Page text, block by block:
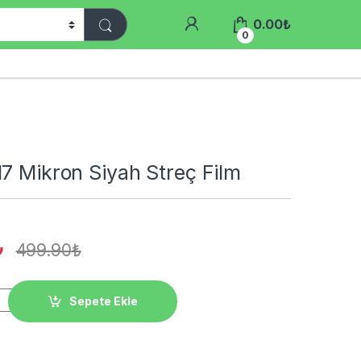
0
0.00₺
Mikron Siyah Streç Film
499.90₺
Siyah Streç Film quantity
Sepete Ekle